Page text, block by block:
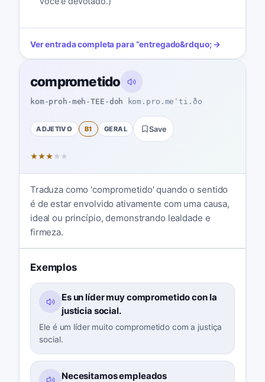
Ver entrada completa para“entregado&rdquo; →
comprometido
kom-proh-meh-TEE-doh kom.pro.meˈti.ðo
ADJETIVO B1 GERAL Save
★★★ ★ ★
Traduza como 'comprometido' quando o sentido
é de estar envolvido ativamente com uma causa,
ideal ou princípio, demonstrando lealdade e
firmeza.
Exemplos
Es un líder muy comprometido con la
justicia social.
Ele é um líder muito comprometido com a justiça
social.
Necesitamos empleados